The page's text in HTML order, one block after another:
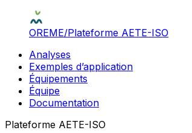
OREME/Plateforme AETE-ISO
Analyses
Exemples d’application
Équipements
Équipe
Documentation
Plateforme AETE-ISO